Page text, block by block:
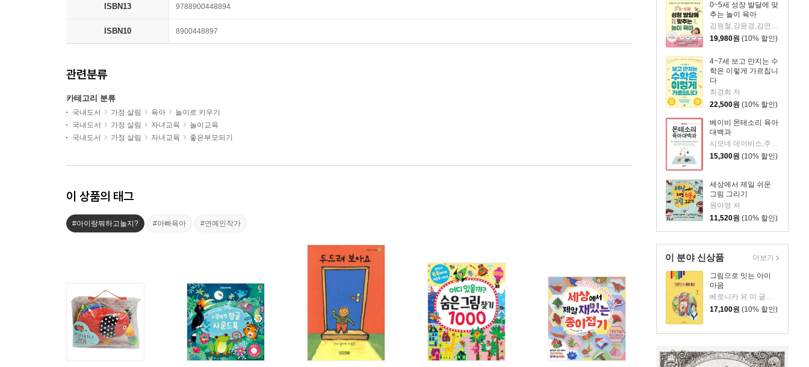
0~5세 성장 발달에 맞
추는 놀이 육아
김원철,강윤경,김연목,이지영 저/전선진 그림
19,980원 (10% 할인)
4~7세 보고 만지는 수
학은 이렇게 가르칩니
다
최경희 저
22,500원 (10% 할인)
베이비 몬테소리 육아
대백과
시모네 데이비스,주니파 우조다이크 공저/조은경 역/정이비 감수
15,300원 (10% 할인)
세상에서 제일 쉬운
그림 그리기
원아영 저
11,520원 (10% 할인)
이 분야 신상품
그림으로 잇는 아이
마음
베로니카 유 미 글그림
17,100원 (10% 할인)
더보기
ISBN13 9788900448894
ISBN10 8900448897
관련분류
카테고리 분류
국내도서 가정 살림 육아
놀이로 키우기
국내도서
가정 살림 자녀교육
놀이교육
국내도서
가정 살림 자녀교육 좋은부모되기
이 상품의 태그
#아이랑뭐하고놀지? #아빠육아 #연예인작가